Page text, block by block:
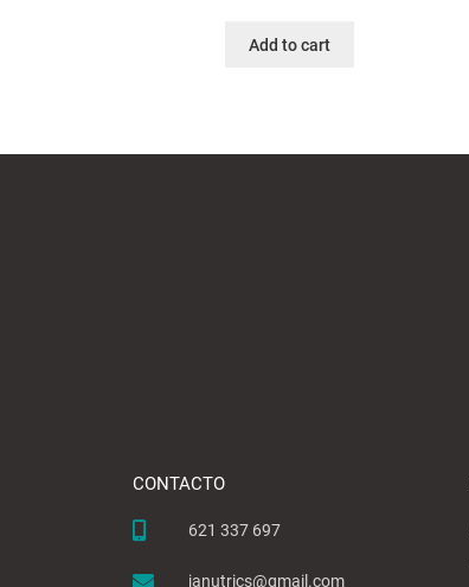
Add to cart
CONTACTO
621 337 697
janutrics@gmail.com